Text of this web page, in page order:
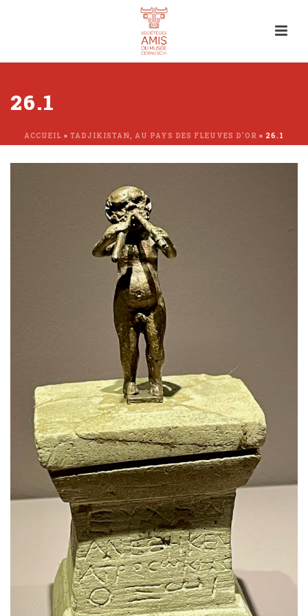
26.1
ACCUEIL » TADJIKISTAN, AU PAYS DES FLEUVES D’OR » 26.1